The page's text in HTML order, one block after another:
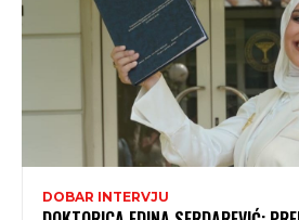
DOBAR INTERVJU